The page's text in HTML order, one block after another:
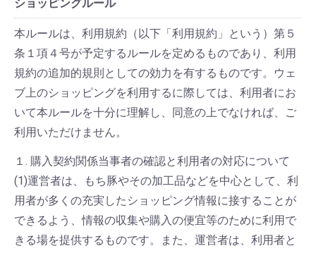
ショッピングルール
本ルールは、利用規約（以下「利用規約」という）第５
条１項４号が予定するルールを定めるものであり、利用
規約の追加的規則としての効力を有するものです。ウェ
ブ上のショッピングを利用するに際しては、利用者にお
いて本ルールを十分に理解し、同意の上でなければ、ご
利用いただけません。
１. 購入契約関係当事者の確認と利用者の対応について
(1)運営者は、もち豚やその加工品などを中心として、利
用者が多くの充実したショッピング情報に接することが
できるよう、情報の収集や購入の便宜等のために利用で
きる場を提供するものです。また、運営者は、利用者と